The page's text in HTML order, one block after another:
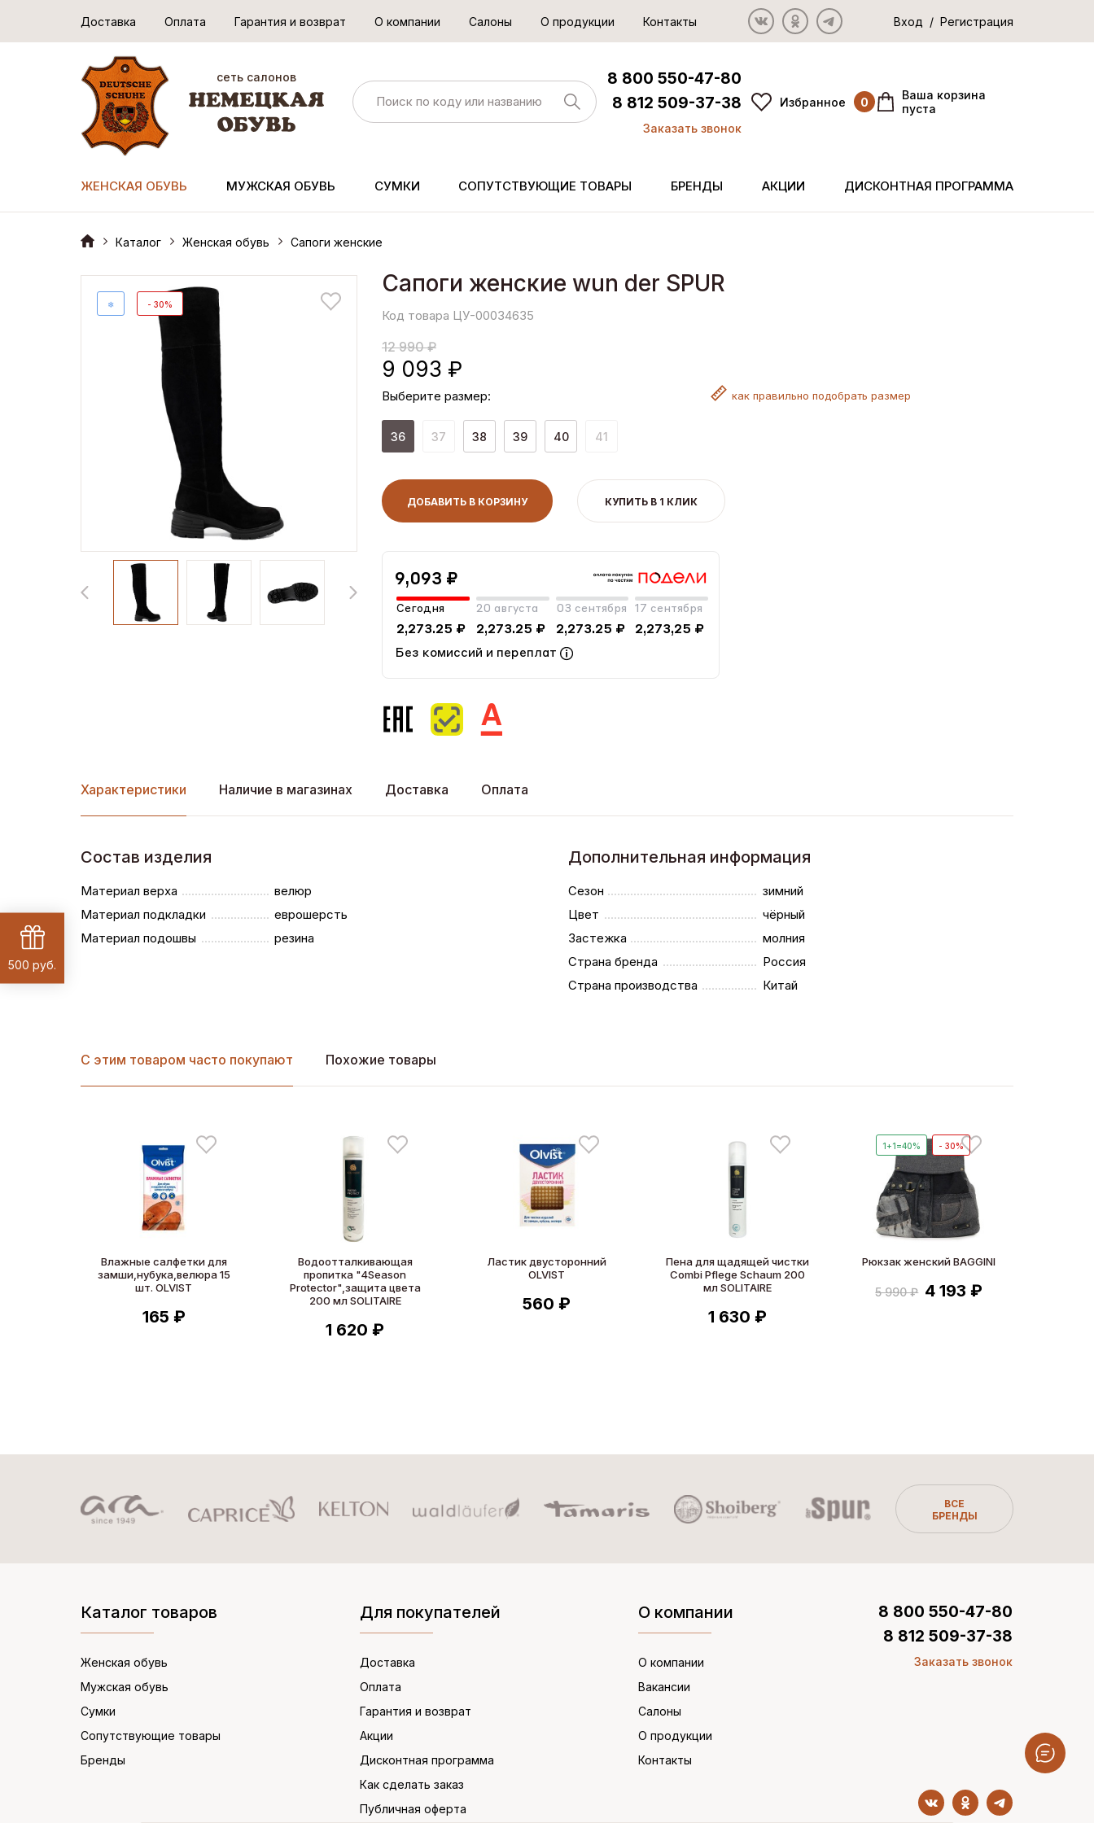
Доставка Оплата Гарантия и возврат О компании Салоны О продукции Контакты Вход / Регистрация
сеть салонов
8 800 550-47-80
8 812 509-37-38
Заказать звонок
Избранное 0
Ваша корзина
пуста
ЖЕНСКАЯ ОБУВЬ МУЖСКАЯ ОБУВЬ СУМКИ СОПУТСТВУЮЩИЕ ТОВАРЫ БРЕНДЫ АКЦИИ ДИСКОНТНАЯ ПРОГРАММА
Каталог Женская обувь Сапоги женские
❄ - 30%
Сапоги женские wun der SPUR
Код товара ЦУ-00034635
12 990 ₽
9 093 ₽
Выберите размер: как правильно подобрать размер
36 37 38 39 40 41
ДОБАВИТЬ В КОРЗИНУ КУПИТЬ В 1 КЛИК
9,093 ₽
Сегодня
2,273.25 ₽
20 августа
2,273.25 ₽
03 сентября
2,273.25 ₽
17 сентября
2,273,25 ₽
Без комиссий и переплат
Характеристики Наличие в магазинах Доставка Оплата
Состав изделия
Материал верха
велюр
Материал подкладки
еврошерсть
Материал подошвы
резина
Дополнительная информация
Сезон
зимний
Цвет
чёрный
Застежка
молния
Страна бренда
Россия
Страна производства
Китай
С этим товаром часто покупают Похожие товары
Влажные салфетки для
замши,нубука,велюра 15
шт. OLVIST
165 ₽
Водоотталкивающая
пропитка "4Season
Protector",защита цвета
200 мл SOLITAIRE
1 620 ₽
Ластик двусторонний
OLVIST
560 ₽
Пена для щадящей чистки
Combi Pflege Schaum 200
мл SOLITAIRE
1 630 ₽
1+1=40% - 30%
Рюкзак женский BAGGINI
5 990 ₽ 4 193 ₽
ВСЕ
БРЕНДЫ
Каталог товаров
Женская обувь
Мужская обувь
Сумки
Сопутствующие товары
Бренды
Для покупателей
Доставка
Оплата
Гарантия и возврат
Акции
Дисконтная программа
Как сделать заказ
Публичная оферта
О компании
О компании
Вакансии
Салоны
О продукции
Контакты
8 800 550-47-80
8 812 509-37-38
Заказать звонок
500 руб.